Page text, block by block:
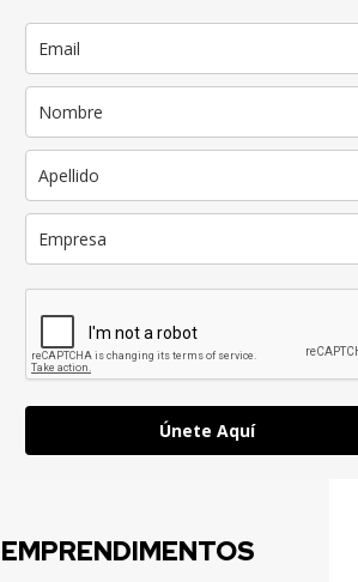
Únete Aquí
EMPRENDIMENTOS